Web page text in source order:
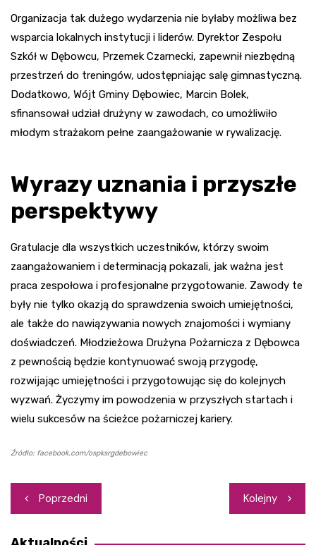
Organizacja tak dużego wydarzenia nie byłaby możliwa bez
wsparcia lokalnych instytucji i liderów. Dyrektor Zespołu
Szkół w Dębowcu, Przemek Czarnecki, zapewnił niezbędną
przestrzeń do treningów, udostępniając salę gimnastyczną.
Dodatkowo, Wójt Gminy Dębowiec, Marcin Bolek,
sfinansował udział drużyny w zawodach, co umożliwiło
młodym strażakom pełne zaangażowanie w rywalizację.
Wyrazy uznania i przyszłe
perspektywy
Gratulacje dla wszystkich uczestników, którzy swoim
zaangażowaniem i determinacją pokazali, jak ważna jest
praca zespołowa i profesjonalne przygotowanie. Zawody te
były nie tylko okazją do sprawdzenia swoich umiejętności,
ale także do nawiązywania nowych znajomości i wymiany
doświadczeń. Młodzieżowa Drużyna Pożarnicza z Dębowca
z pewnością będzie kontynuować swoją przygodę,
rozwijając umiejętności i przygotowując się do kolejnych
wyzwań. Życzymy im powodzenia w przyszłych startach i
wielu sukcesów na ścieżce pożarniczej kariery.
Źródło: facebook.com/ospksrgdebowiec
Nawigacja
wpisu
Poprzedni Kolejny